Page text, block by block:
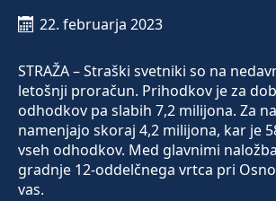
22. februarja 2023
STRAŽA – Straški svetniki so na
letošnji proračun. Prihodkov je za
odhodkov pa slabih 7,2 milijona. Za
namenjajo skoraj 4,2 milijona, kar je
vseh odhodkov. Med glavnimi
gradnje 12-oddelčnega vrtca pri
vas.